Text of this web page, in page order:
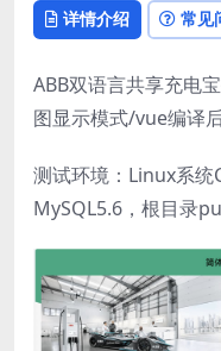
详情介绍 常见
ABB双语言共享充电
图显示模式/vue编译
测试环境：Linux系统
MySQL5.6，根目录